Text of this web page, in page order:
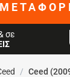
σε
/ Ceed